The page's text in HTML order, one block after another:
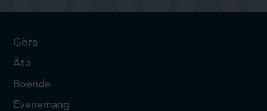
Göra
Äta
Boende
Evenemang